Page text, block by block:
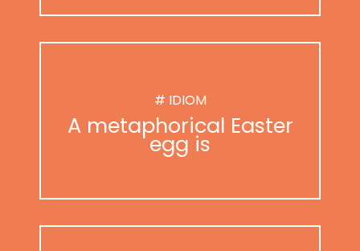
# IDIOM
A metaphorical Easter
egg is